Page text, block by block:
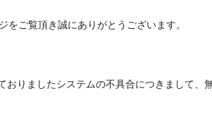
をご覧頂き誠にありがとうございます。
おりましたシステムの不具合につきまして、